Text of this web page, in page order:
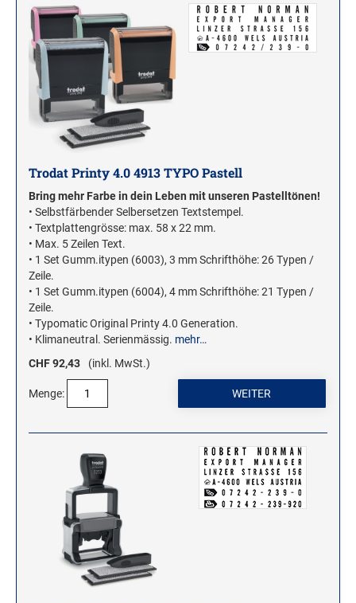
Trodat Printy 4.0 4913 TYPO Pastell
Bring mehr Farbe in dein Leben mit unseren Pastelltönen!
• Selbstfärbender Selbersetzen Textstempel.
• Textplattengrösse: max. 58 x 22 mm.
• Max. 5 Zeilen Text.
• 1 Set Gumm.itypen (6003), 3 mm Schrifthöhe: 26 Typen /
Zeile.
• 1 Set Gumm.itypen (6004), 4 mm Schrifthöhe: 21 Typen /
Zeile.
• Typomatic Original Printy 4.0 Generation.
• Klimaneutral. Serienmässig. mehr…
CHF 92,43
(inkl. MwSt.)
Menge: